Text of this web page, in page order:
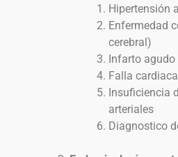
Hipertensión
Enfermedad
cerebral)
Infarto
Falla
Insuficiencia
arteriales
Diagnostico